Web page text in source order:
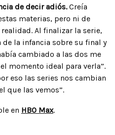
de decir adiós.Creía
materias, pero ni de
Al finalizar la serie,
la infancia sobre su final y
cambiado a las dos me
momento ideal para verla”.
eso las series nos cambian
que las vemos”.
en HBO Max.